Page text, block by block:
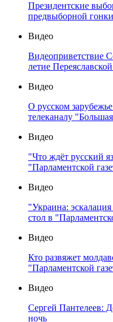
Президентские
предвыборной гонки
Видео
Видеоприветствие
летие
Видео
О русском
телеканалу
Видео
"Что ждёт русский
"Парламентской
Видео
"Украина:
стол в
Видео
Кто развяжет
"Парламентской
Видео
Сергей Пантелеев:
ночь